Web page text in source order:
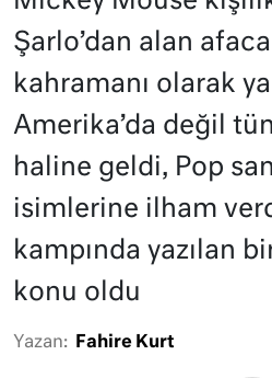
Şarlo’dan alan
kahramanı olarak
Amerika’da değil
haline geldi, Pop
isimlerine ilham
kampında yazılan
konu oldu
Yazan: Fahire Kurt